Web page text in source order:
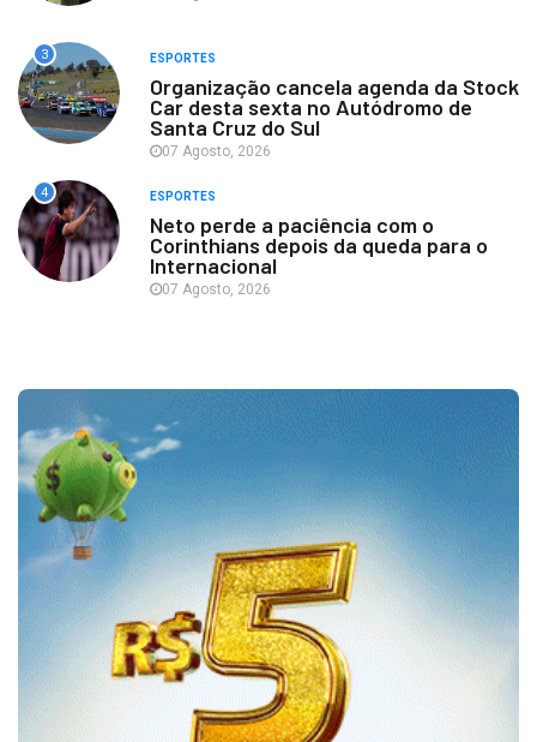
3 ESPORTES
Organização cancela agenda da Stock
Car desta sexta no Autódromo de
Santa Cruz do Sul
07 Agosto, 2026
4 ESPORTES
Neto perde a paciência com o
Corinthians depois da queda para o
Internacional
07 Agosto, 2026